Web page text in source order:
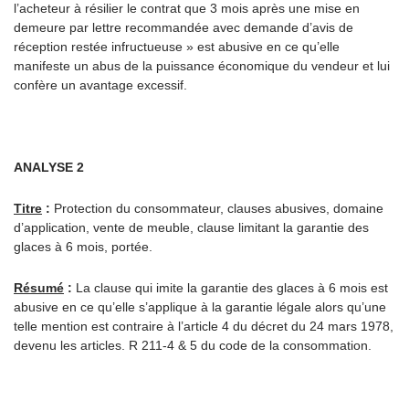
l’acheteur à résilier le contrat que 3 mois après une mise en
demeure par lettre recommandée avec demande d’avis de
réception restée infructueuse » est abusive en ce qu’elle
manifeste un abus de la puissance économique du vendeur et lui
confère un avantage excessif.
ANALYSE 2
Titre : Protection du consommateur, clauses abusives, domaine
d’application, vente de meuble, clause limitant la garantie des
glaces à 6 mois, portée.
Résumé : La clause qui imite la garantie des glaces à 6 mois est
abusive en ce qu’elle s’applique à la garantie légale alors qu’une
telle mention est contraire à l’article 4 du décret du 24 mars 1978,
devenu les articles. R 211-4 & 5 du code de la consommation.